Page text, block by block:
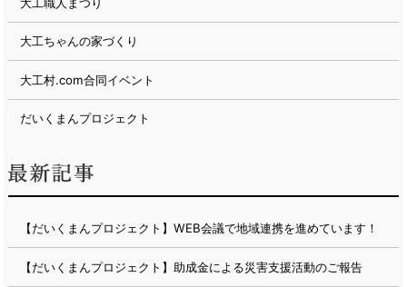
大工ちゃんの家づくり
大工村.com合同イベント
だいくまんプロジェクト
【だいくまんプロジェクト】WEB会議で地域連携を進めています！
【だいくまんプロジェクト】助成金による災害支援活動のご報告